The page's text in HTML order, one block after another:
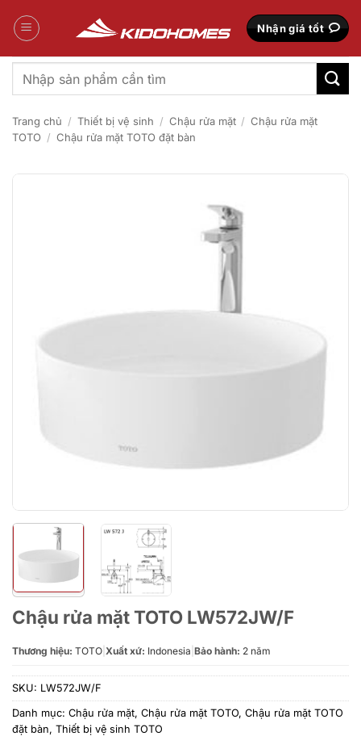
qua
Nhận giá tốt
Tìm
kiếm:
Trang chủ / Thiết bị vệ sinh / Chậu rửa mặt / Chậu rửa mặt
TOTO / Chậu rửa mặt TOTO đặt bàn
Chậu rửa mặt TOTO LW572JW/F
Thương hiệu: TOTO Xuất xứ: Indonesia Bảo hành: 2 năm
SKU: LW572JW/F
Danh mục: Chậu rửa mặt, Chậu rửa mặt TOTO, Chậu rửa mặt TOTO
đặt bàn, Thiết bị vệ sinh TOTO